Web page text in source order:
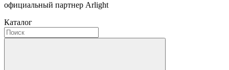
официальный партнер Arlight
Каталог